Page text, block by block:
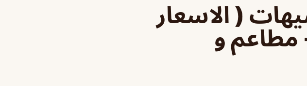
( الاسعار
مطاعم و